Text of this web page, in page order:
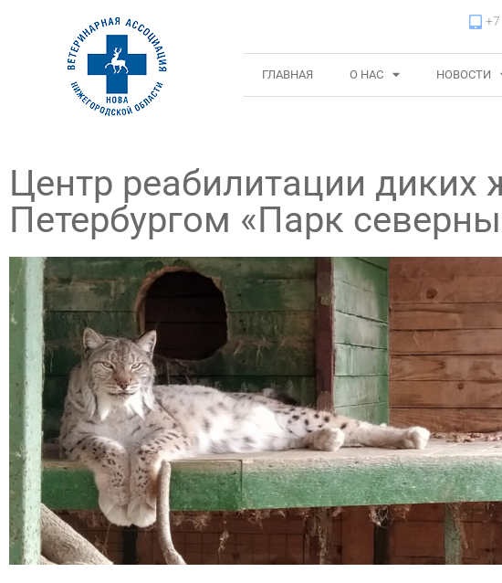
ГЛАВНАЯ О НАС НОВОСТИ
Центр реабилитации диких
Петербургом «Парк